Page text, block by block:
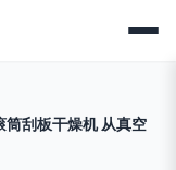
刮板干燥机 从真空